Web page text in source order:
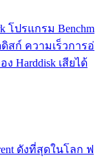
โปรแกรม Benchm
สก์ ความเร็วการอ่
Harddisk เสียได้
ดังที่สุดในโลก ฟ